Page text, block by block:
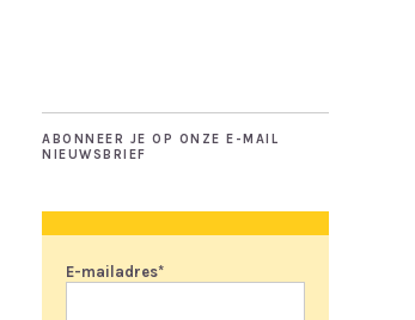
ABONNEER JE OP ONZE E-MAIL
NIEUWSBRIEF
E-mailadres*